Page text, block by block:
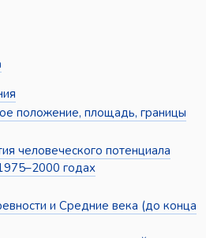
положение, площадь, границы
человеческого потенциала
годах
и Средние века (до конца